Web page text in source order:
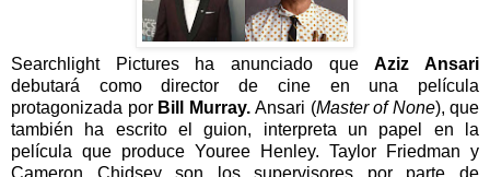
Searchlight Pictures ha anunciado queAziz Ansari
debutará como director de cine en una película
protagonizada por Bill Murray.Ansari (Master of None), que
también ha escrito el guion, interpreta un papel en la
película que produce Youree Henley. Taylor Friedman y
Cameron Chidsey son los supervisores por parte de